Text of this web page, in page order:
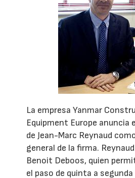
La empresa Yanmar
Equipment Europe anuncia
de Jean-Marc Reynaud
general de la firma.
Benoit Deboos, quien
el paso de quinta a